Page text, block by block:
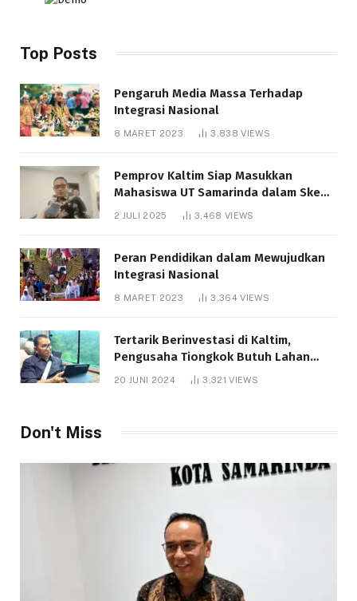
Top Posts
Pengaruh Media Massa Terhadap
Integrasi Nasional
8 MARET 2023 3,838VIEWS
Pemprov Kaltim Siap Masukkan
Mahasiswa UT Samarinda dalam Skema
Bantuan Pendidikan Gratispol
2 JULI 2025 3,468 VIEWS
Peran Pendidikan dalam Mewujudkan
Integrasi Nasional
8 MARET 2023 3,364VIEWS
Tertarik Berinvestasi di Kaltim,
Pengusaha Tiongkok Butuh Lahan
1.000 Hektare
20 JUNI 2024 3,321VIEWS
Don't Miss